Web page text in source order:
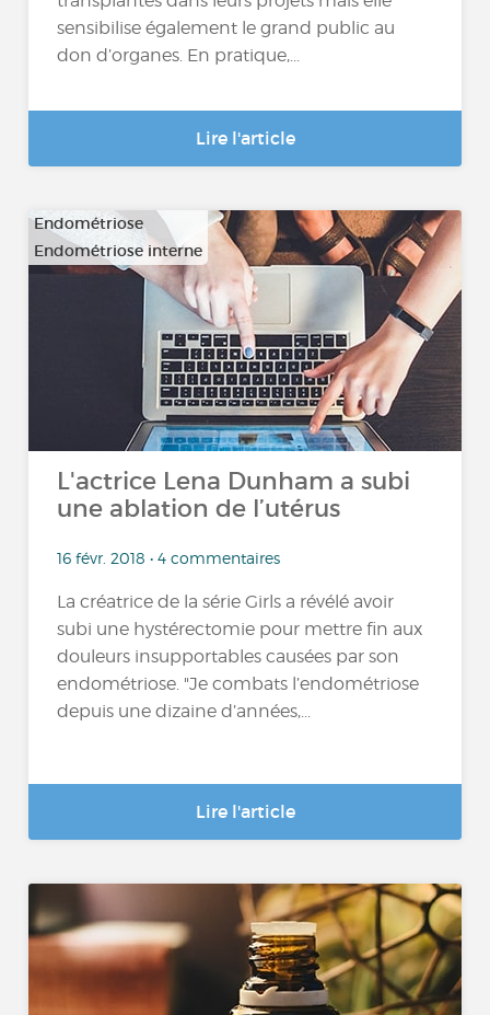
sensibilise également le grand public au
don d’organes. En pratique,...
Lire l'article
Endométriose
Endométriose interne
L'actrice Lena Dunham a subi
une ablation de l’utérus
16 févr. 2018 • 4 commentaires
La créatrice de la série Girls a révélé avoir
subi une hystérectomie pour mettre fin aux
douleurs insupportables causées par son
endométriose. "Je combats l’endométriose
depuis une dizaine d’années,...
Lire l'article